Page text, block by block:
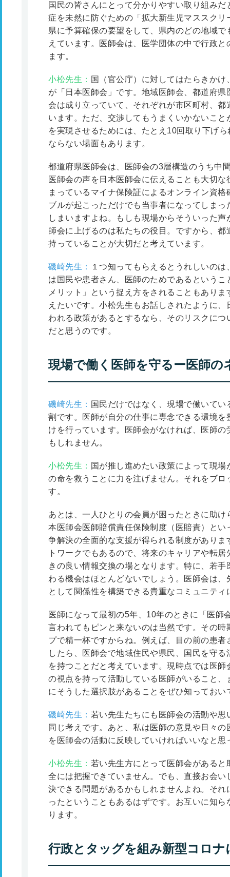
国民の皆さんにとって分かりやすい取り組み
症を未然に防ぐための「拡大新生児マススク
県に予算確保の要望をして、県内のどの地域
えています。医師会は、医学団体の中で行政
ます。
小松先生： 国（官公庁）に対してはたらきか
が「日本医師会」です。地域医師会、都道府
会は成り立っていて、それぞれが市区町村、
います。ただ、交渉してもうまくいかないこ
を実現させるためには、たとえ10回取り下げ
ならない場面もあります。
都道府県医師会は、医師会の3層構造のうち中
医師会の声を日本医師会に伝えることも大切
まっているマイナ保険証によるオンライン資
ブルが起こっただけでも当事者になってしま
しまいますよね。もしも現場からそういった
師会に上げるのは私たちの役目。ですから、
持っていることが大切だと考えています。
磯崎先生：
１つ知ってもらえるとうれしいの
は国民や患者さん、医師のためであるという
メリット」という捉え方をされることもあり
えたいです。小松先生もお話しされたように
われる政策があるとするなら、そのリスクに
だと思うのです。
現場で働く医師を守るー医師の
磯崎先生： 国民だけではなく、現場で働いて
割です。医師が自分の仕事に専念できる環境
けを行っています。医師会がなければ、医師
もしれません。
小松先生： 国が推し進めたい政策によって現
の命を救うことに力を注げません。それをブ
す。
あとは、一人ひとりの会員が困ったときに助
本医師会医師賠償責任保険制度（医賠責）と
争解決の全面的な支援が得られる制度があり
トワークでもあるので、将来のキャリアや転
きの良い情報交換の場となります。特に、若
わる機会はほとんどないでしょう。医師会は
として関係性を構築できる貴重なコミュニティ
医師になって最初の5年、10年のときに「医師
言われてもピンと来ないのは当然です。その
プで精一杯ですからね。例えば、目の前の患
したら、医師会で地域住民や県民、国民を守
を持つことだと考えています。現時点では医
の視点を持って活動している医師がいること
にそうした選択肢があることをぜひ知っておい
磯崎先生： 若い先生たちにも医師会の活動や
同じ考えです。あと、私は医師の意見や日々
を医師会の活動に反映していければいいなと思
小松先生： 若い先生方にとって医師会がある
全には把握できていません。でも、直接お会
決できる問題があるかもしれませんよね。そ
ったということもあるはずです。お互いに知
ります。
行政とタッグを組み新型コロナ